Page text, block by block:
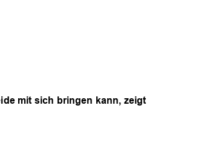
mit sich bringen kann, zeigt